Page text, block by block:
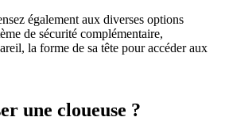
également aux diverses options
de sécurité complémentaire,
la forme de sa tête pour accéder aux
une cloueuse ?